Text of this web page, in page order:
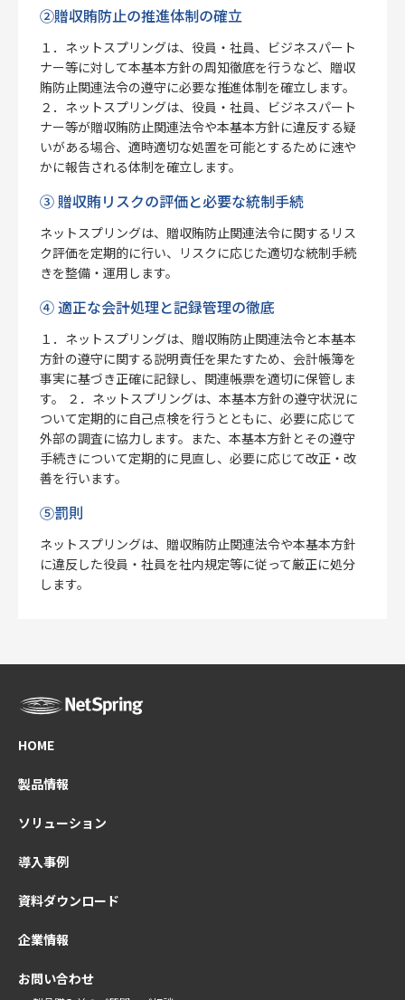
②贈収賄防止の推進体制の確立
１．ネットスプリングは、役員・社員、ビジネスパート
ナー等に対して本基本方針の周知徹底を行うなど、贈収
賄防止関連法令の遵守に必要な推進体制を確立します。
２．ネットスプリングは、役員・社員、ビジネスパート
ナー等が贈収賄防止関連法令や本基本方針に違反する疑
いがある場合、適時適切な処置を可能とするために速や
かに報告される体制を確立します。
③ 贈収賄リスクの評価と必要な統制手続
ネットスプリングは、贈収賄防止関連法令に関するリス
ク評価を定期的に行い、リスクに応じた適切な統制手続
きを整備・運用します。
④ 適正な会計処理と記録管理の徹底
１．ネットスプリングは、贈収賄防止関連法令と本基本
方針の遵守に関する説明責任を果たすため、会計帳簿を
事実に基づき正確に記録し、関連帳票を適切に保管しま
す。 ２．ネットスプリングは、本基本方針の遵守状況に
ついて定期的に自己点検を行うとともに、必要に応じて
外部の調査に協力します。また、本基本方針とその遵守
手続きについて定期的に見直し、必要に応じて改正・改
善を行います。
⑤罰則
ネットスプリングは、贈収賄防止関連法令や本基本方針
に違反した役員・社員を社内規定等に従って厳正に処分
します。
HOME
製品情報
ソリューション
導入事例
資料ダウンロード
企業情報
お問い合わせ